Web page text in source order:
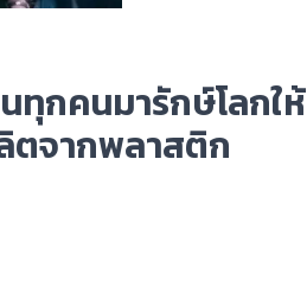
กคนมารักษ์โลกให้
ตจากพลาสติก